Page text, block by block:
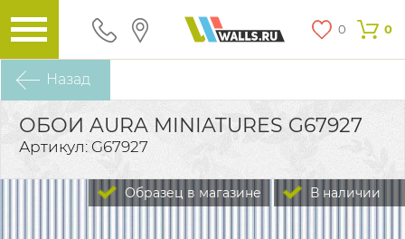
0 0
Назад
ОБОИ AURA MINIATURES G67927
Артикул: G67927
В наличии
Образец в магазине